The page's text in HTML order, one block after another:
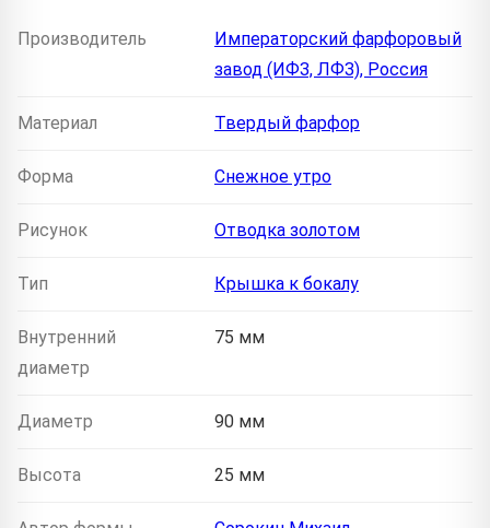
Производитель
Императорский фарфоровый
завод (ИФЗ, ЛФЗ), Россия
Материал Твердый фарфор
Форма Снежное утро
Рисунок Отводка золотом
Тип Крышка к бокалу
Внутренний
диаметр
75 мм
Диаметр 90 мм
Высота 25 мм